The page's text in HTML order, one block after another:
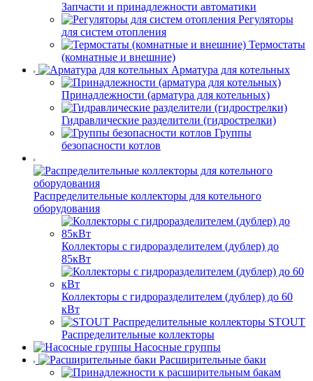
Запчасти и принадлежности автоматики
Регуляторы
для систем отопления
Термостаты
(комнатные и внешние)
Арматура для котельных
Принадлежности (арматура для котельных)
Гидравлические разделители (гидрострелки)
Группы
безопасности котлов
Распределительные коллекторы для котельного
оборудования
Коллекторы с гидроразделителем (дублер) до
85кВт
Коллекторы с гидроразделителем (дублер) до 60
кВт
STOUT
Распределительные коллекторы
Насосные группы
Расширительные баки